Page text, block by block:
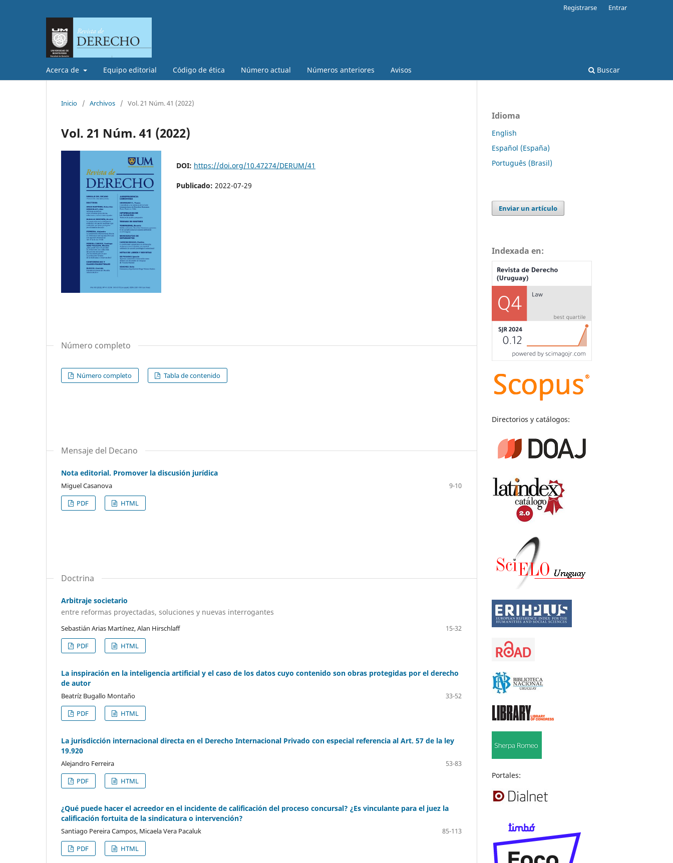
Acerca de Equipo editorial Código de ética Número actual Números anteriores Avisos Buscar
Registrarse Entrar
Inicio / Archivos / Vol. 21 Núm. 41 (2022)
Vol. 21 Núm. 41 (2022)
DOI: https://doi.org/10.47274/DERUM/41
Publicado: 2022-07-29
Número completo
Número completo Tabla de contenido
Mensaje del Decano
Nota editorial. Promover la discusión jurídica
Miguel Casanova
9-10
PDF
HTML
Doctrina
Arbitraje societario
entre reformas proyectadas, soluciones y nuevas interrogantes
Sebastián Arias Martínez, Alan Hirschlaff
15-32
PDF
HTML
La inspiración en la inteligencia artificial y el caso de los datos cuyo contenido son obras protegidas por el derecho
de autor
Beatríz Bugallo Montaño
33-52
PDF
HTML
La jurisdicción internacional directa en el Derecho Internacional Privado con especial referencia al Art. 57 de la ley
19.920
Alejandro Ferreira
53-83
PDF
HTML
¿Qué puede hacer el acreedor en el incidente de calificación del proceso concursal? ¿Es vinculante para el juez la
calificación fortuita de la sindicatura o intervención?
Santiago Pereira Campos, Micaela Vera Pacaluk
85-113
PDF
HTML
Idioma
English
Español (España)
Português (Brasil)
Enviar un artículo
Indexada en:
Directorios y catálogos:
Portales: